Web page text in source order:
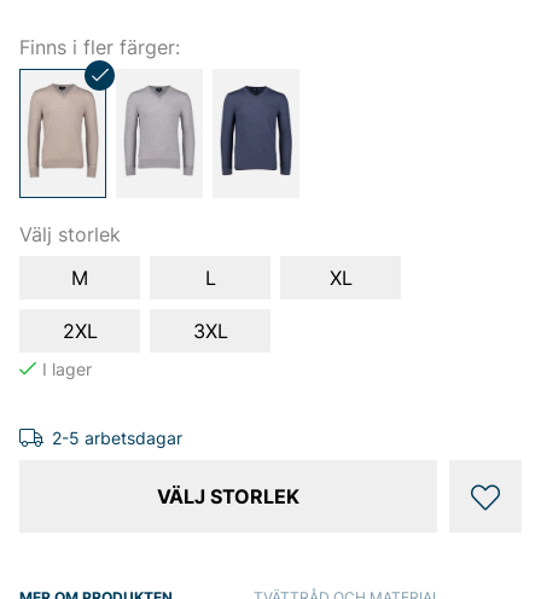
Finns i fler färger:
Välj storlek
M
L XL
2XL 3XL
2-5 arbetsdagar
VÄLJ STORLEK